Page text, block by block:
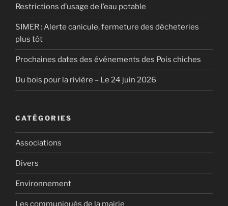
Restrictions d’usage de l’eau potable
SIMER : Alerte canicule, fermeture des décheteries
plus tôt
Prochaines dates des événements des Pois chiches
Du bois pour la rivière – Le 24 juin 2026
CATÉGORIES
Associations
Divers
Environnement
Les communiqués de la mairie